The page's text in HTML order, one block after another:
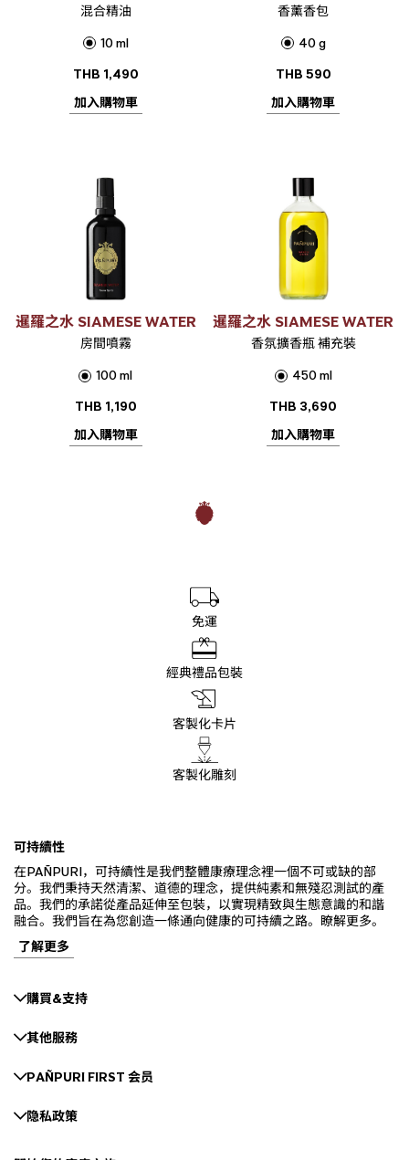
混合精油
10 ml
THB 1,490
加入購物車
香薰香包
40 g
THB590
加入購物車
暹羅之水 SIAMESE WATER
房間噴霧
100 ml
THB 1,190
加入購物車
暹羅之水 SIAMESE WATER
香氛擴香瓶 補充裝
450 ml
THB 3,690
加入購物車
免運
經典禮品包裝
客製化卡片
客製化雕刻
可持續性
在PAÑPURI，可持續性是我們整體康療理念裡一個不可或缺的部
分。我們秉持天然清潔、道德的理念，提供純素和無殘忍測試的產
品。我們的承諾從產品延伸至包裝，以實現精致與生態意識的和諧
融合。我們旨在為您創造一條通向健康的可持續之路。瞭解更多。
了解更多
購買&支持
其他服務
PAÑPURI FIRST 会员
隐私政策